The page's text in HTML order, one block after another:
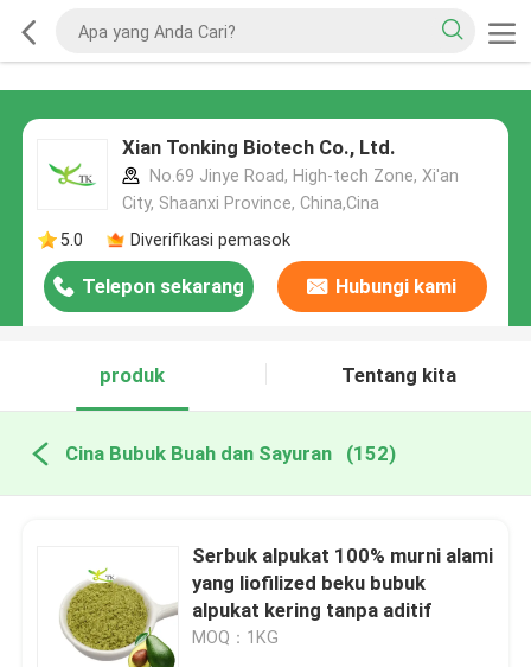
Xian Tonking Biotech Co., Ltd.
No.69 Jinye Road, High-tech Zone, Xi'an
City, Shaanxi Province, China,Cina
5.0
Diverifikasi pemasok
Telepon sekarang Hubungi kami
produk Tentang kita
Cina Bubuk Buah dan Sayuran (152)
Serbuk alpukat 100% murni alami
yang liofilized beku bubuk
alpukat kering tanpa aditif
MOQ：1KG